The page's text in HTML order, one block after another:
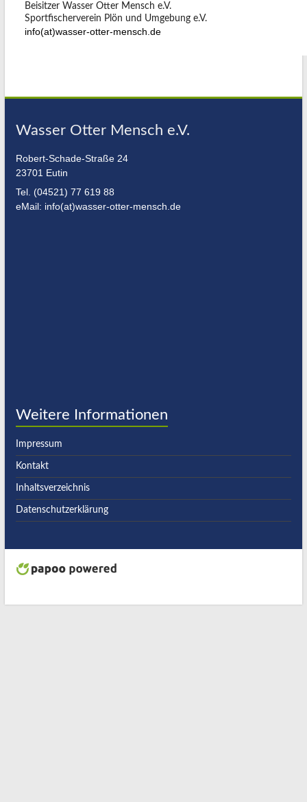
Beisitzer Wasser Otter Mensch e.V.
Sportfischerverein Plön und Umgebung e.V.
info(at)wasser-otter-mensch.de
Wasser Otter Mensch e.V.
Robert-Schade-Straße 24
23701 Eutin
Tel. (04521) 77 619 88
eMail: info(at)wasser-otter-mensch.de
Weitere Informationen
Impressum
Kontakt
Inhaltsverzeichnis
Datenschutzerklärung